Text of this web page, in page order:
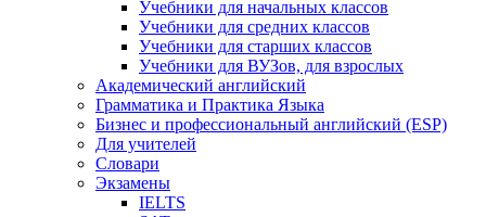
Учебники для начальных классов
Учебники для средних классов
Учебники для старших классов
Учебники для ВУЗов, для взрослых
Академический английский
Грамматика и Практика Языка
Бизнес и профессиональный английский (ESP)
Для учителей
Словари
Экзамены
IELTS